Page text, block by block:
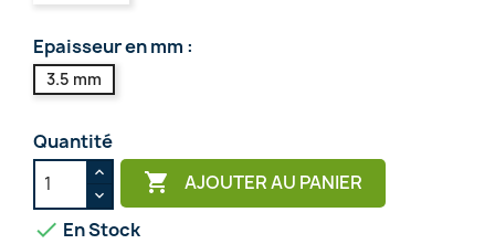
Epaisseur en mm :
3.5 mm
Quantité
 AJOUTER AU PANIER
 En Stock